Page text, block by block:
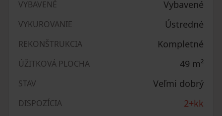
VYBAVENÉ Vybavené
VYKUROVANIE Ústredné
REKONŠTRUKCIA Kompletné
ÚŽITKOVÁ PLOCHA 49 m²
STAV Veľmi dobrý
DISPOZÍCIA 2+kk